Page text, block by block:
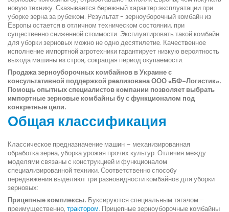
новую технику. Сказывается бережный характер эксплуатации при
уборке зерна за рубежом. Результат - зерноуборочный комбайн из
Европы остается в отличном техническом состоянии, при
существенно сниженной стоимости. Эксплуатировать такой комбайн
для уборки зерновых можно не одно десятилетие. Качественное
исполнение импортной агротехники гарантирует низкую вероятность
выхода машины из строя, сокращая период окупаемости.
Продажа зерноуборочных комбайнов в Украине с
консультативной поддержкой реализована ООО «БФ-Логистик».
Помощь опытных специалистов компании позволяет выбрать
импортные зерновые комбайны бу с функционалом под
конкретные цели.
Общая классификация
Классическое предназначение машин – механизированная
обработка зерна, уборка урожая прочих культур. Отличия между
моделями связаны с конструкцией и функционалом
специализированной техники. Соответственно способу
передвижения выделяют три разновидности комбайнов для уборки
зерновых:
Прицепные комплексы. Буксируются специальным тягачом –
преимущественно, трактором. Прицепные зерноуборочные комбайны